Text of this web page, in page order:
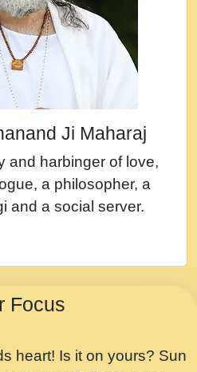
यूहीं दिन बीतते जाते हैं ।
Gyananand Ji
पयर महन न रझद फर! shri
अपन खट करम क !!!! मह दद
तर बगर Shri ravinandan
Shyam Ho.mp3
आय, रठ हर क मनन न आय
ji maharaj.mp3
Ji Maharaj
and harbinger of love,
a philosopher, a
and a social server.
Focus
heart! Is it on yours? Sun